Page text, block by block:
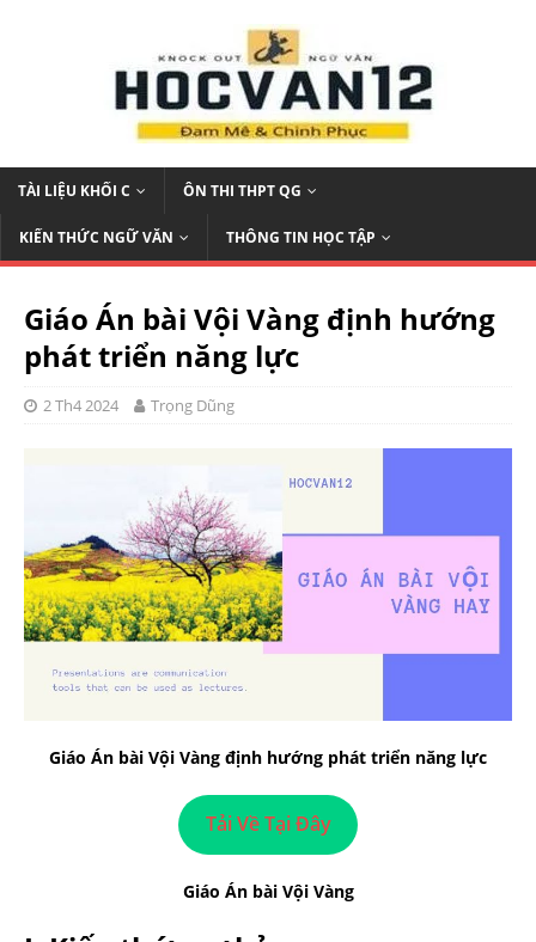
TÀI LIỆU KHỐI C ÔN THI THPT QG
KIẾN THỨC NGỮ VĂN THÔNG TIN HỌC TẬP
Giáo Án bài Vội Vàng định hướng
phát triển năng lực
2 Th4 2024 Trọng Dũng
Giáo Án bài Vội Vàng định hướng phát triển năng lực
Tải Về Tại Đây
Giáo Án bài Vội Vàng